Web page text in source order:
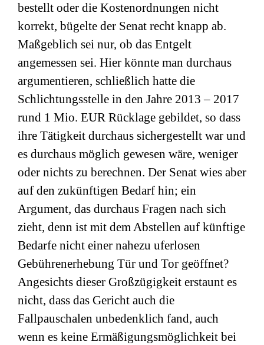
bestellt oder die Kostenordnungen nicht
korrekt, bügelte der Senat recht knapp ab.
Maßgeblich sei nur, ob das Entgelt
angemessen sei. Hier könnte man durchaus
argumentieren, schließlich hatte die
Schlichtungsstelle in den Jahre 2013 – 2017
rund 1 Mio. EUR Rücklage gebildet, so dass
ihre Tätigkeit durchaus sichergestellt war und
es durchaus möglich gewesen wäre, weniger
oder nichts zu berechnen. Der Senat wies aber
auf den zukünftigen Bedarf hin; ein
Argument, das durchaus Fragen nach sich
zieht, denn ist mit dem Abstellen auf künftige
Bedarfe nicht einer nahezu uferlosen
Gebührenerhebung Tür und Tor geöffnet?
Angesichts dieser Großzügigkeit erstaunt es
nicht, dass das Gericht auch die
Fallpauschalen unbedenklich fand, auch
wenn es keine Ermäßigungsmöglichkeit bei